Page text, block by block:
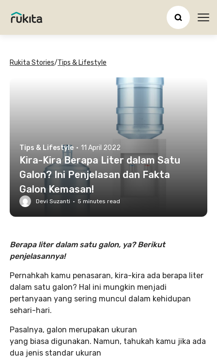
Rukita Stories/Tips & Lifestyle
Tips & Lifestyle · 11 April 2022
Kira-Kira Berapa Liter dalam Satu
Galon? Ini Penjelasan dan Fakta
Galon Kemasan!
Devi Suzanti · 5 minutes read
Berapa liter dalam satu galon, ya? Berikut
penjelasannya!
Pernahkah kamu penasaran, kira-kira ada berapa liter
dalam satu galon? Hal ini mungkin menjadi
pertanyaan yang sering muncul dalam kehidupan
sehari-hari.
Pasalnya, galon merupakan ukuran
yang biasa digunakan. Namun, tahukah kamu jika ada
dua jenis standar ukuran